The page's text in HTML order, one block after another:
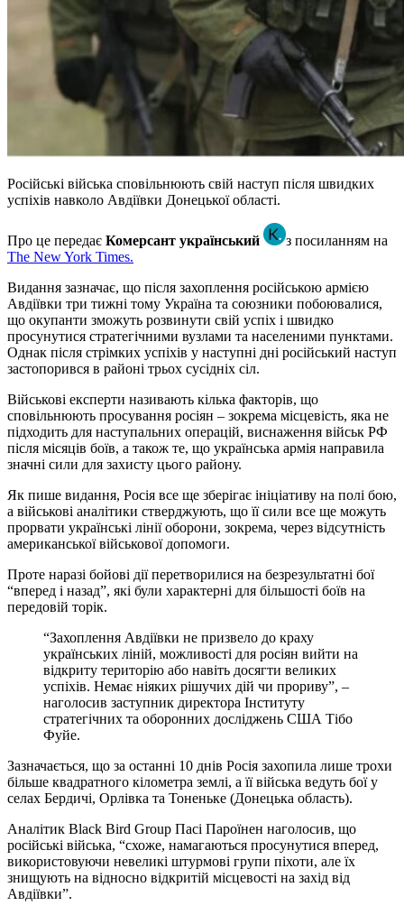
Російські війська сповільнюють свій наступ після швидких
успіхів навколо Авдіївки Донецької області.
Про це передає Комерсант український
з посиланням на
The New York Times.
Видання зазначає, що після захоплення російською армією
Авдіївки три тижні тому Україна та союзники побоювалися,
що окупанти зможуть розвинути свій успіх і швидко
просунутися стратегічними вузлами та населеними пунктами.
Однак після стрімких успіхів у наступні дні російський наступ
застопорився в районі трьох сусідніх сіл.
Військові експерти називають кілька факторів, що
сповільнюють просування росіян – зокрема місцевість, яка не
підходить для наступальних операцій, виснаження військ РФ
після місяців боїв, а також те, що українська армія направила
значні сили для захисту цього району.
Як пише видання, Росія все ще зберігає ініціативу на полі бою,
а військові аналітики стверджують, що її сили все ще можуть
прорвати українські лінії оборони, зокрема, через відсутність
американської військової допомоги.
Проте наразі бойові дії перетворилися на безрезультатні бої
“вперед і назад”, які були характерні для більшості боїв на
передовій торік.
“Захоплення Авдіївки не призвело до краху
українських ліній, можливості для росіян вийти на
відкриту територію або навіть досягти великих
успіхів. Немає ніяких рішучих дій чи прориву”, –
наголосив заступник директора Інституту
стратегічних та оборонних досліджень США Тібо
Фуйе.
Зазначається, що за останні 10 днів Росія захопила лише трохи
більше квадратного кілометра землі, а її війська ведуть бої у
селах Бердичі, Орлівка та Тоненьке (Донецька область).
Аналітик Black Bird Group Пасі Пароїнен наголосив, що
російські війська, “схоже, намагаються просунутися вперед,
використовуючи невеликі штурмові групи піхоти, але їх
знищують на відносно відкритій місцевості на захід від
Авдіївки”.